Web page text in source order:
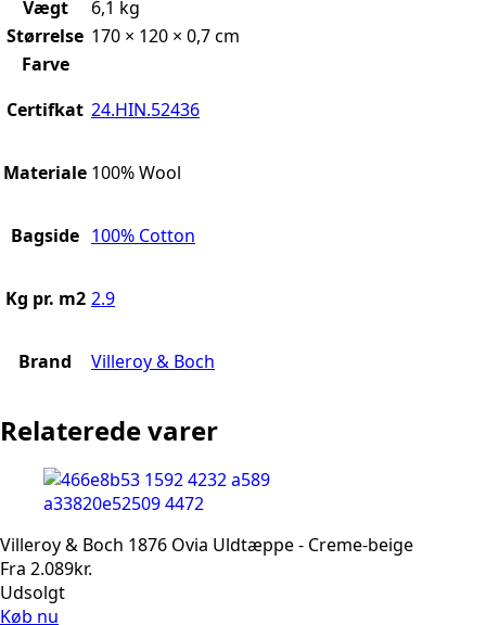
Vægt
6,1 kg
Størrelse 170 × 120 × 0,7 cm
Farve
Certifkat 24.HIN.52436
Materiale 100% Wool
Bagside 100% Cotton
Kg pr. m2 2.9
Brand Villeroy & Boch
Relaterede varer
Villeroy & Boch 1876 Ovia Uldtæppe - Creme-beige
Fra 2.089kr.
Udsolgt
Køb nu